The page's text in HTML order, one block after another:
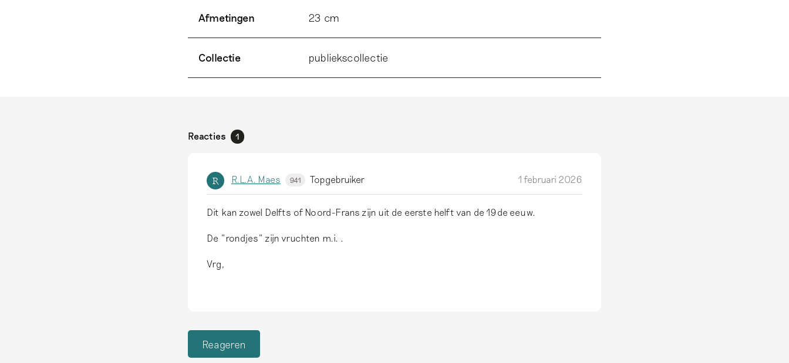
Afmetingen 23 cm
Collectie publiekscollectie
Reacties 1
R R.L.A. Maes 941 Topgebruiker 1 februari 2026
Dit kan zowel Delfts of Noord-Frans zijn uit de eerste helft van de 19de eeuw.
De "rondjes" zijn vruchten m.i. .
Vrg,
Reageren